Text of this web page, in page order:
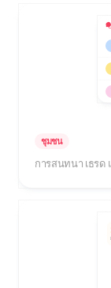
ชุมชน
การสนทนา เธรด